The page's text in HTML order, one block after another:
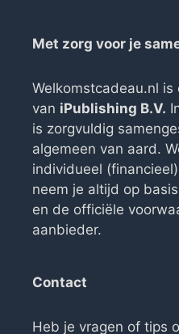
Met zorg voor je
Welkomstcadeau.nl is
van iPublishing B.V.
is zorgvuldig
algemeen van aard.
individueel
neem je altijd op
en de officiële
aanbieder.
Contact
Heb je vragen of tips